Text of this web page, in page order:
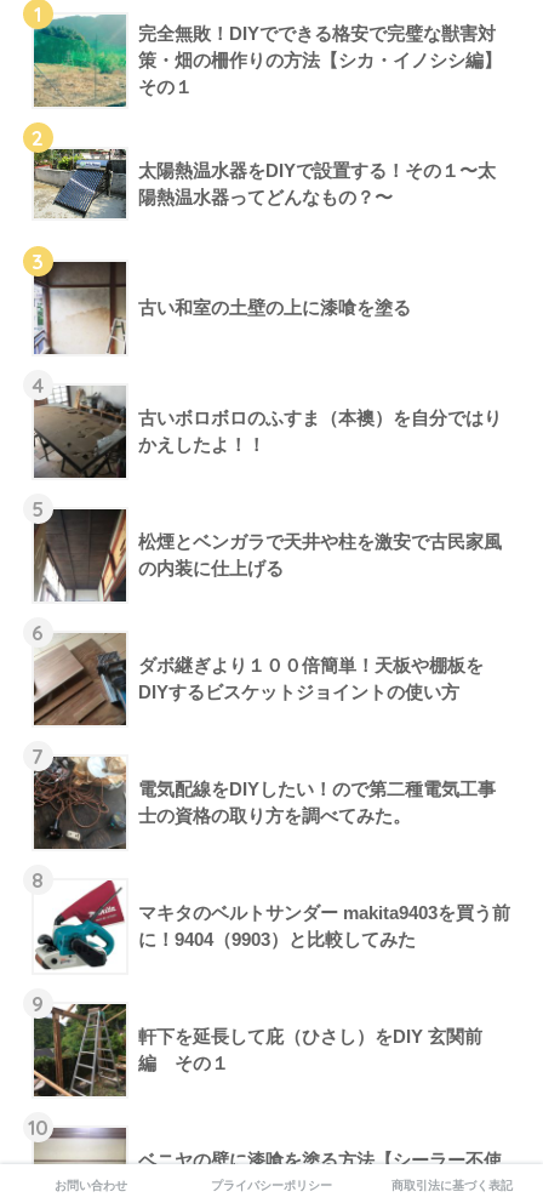
1
完全無敗！DIYでできる格安で完璧な獣害対
策・畑の柵作りの方法【シカ・イノシシ編】
その１
2
太陽熱温水器をDIYで設置する！その１〜太
陽熱温水器ってどんなもの？〜
3
古い和室の土壁の上に漆喰を塗る
4
古いボロボロのふすま（本襖）を自分ではり
かえしたよ！！
5
松煙とベンガラで天井や柱を激安で古民家風
の内装に仕上げる
6
ダボ継ぎより１００倍簡単！天板や棚板を
DIYするビスケットジョイントの使い方
7
電気配線をDIYしたい！ので第二種電気工事
士の資格の取り方を調べてみた。
8
マキタのベルトサンダー makita9403を買う前
に！9404（9903）と比較してみた
9
軒下を延長して庇（ひさし）をDIY 玄関前
編 その１
10
ベニヤの壁に漆喰を塗る方法【シーラー不使
用！自然素材下地】
お問い合わせ プライバシーポリシー 商取引法に基づく表記